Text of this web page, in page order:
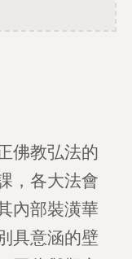
佛教弘法的
，各大法會
內部裝潢華
具意涵的壁